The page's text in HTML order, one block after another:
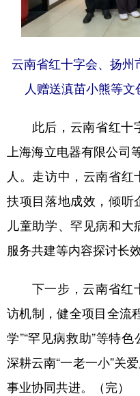
云南省红十字会、扬
人赠送滇苗小熊等文
此后，云南省红十
上海海立电器有限公司
人。走访中，云南省
扶项目落地成效，倾听
儿童助学、罕见病和
服务共建等内容探讨长
下一步，云南省红
访机制，健全项目全流
学”“罕见病救助”等特
深耕云南“一老一小”关
事业协同共进。（完）